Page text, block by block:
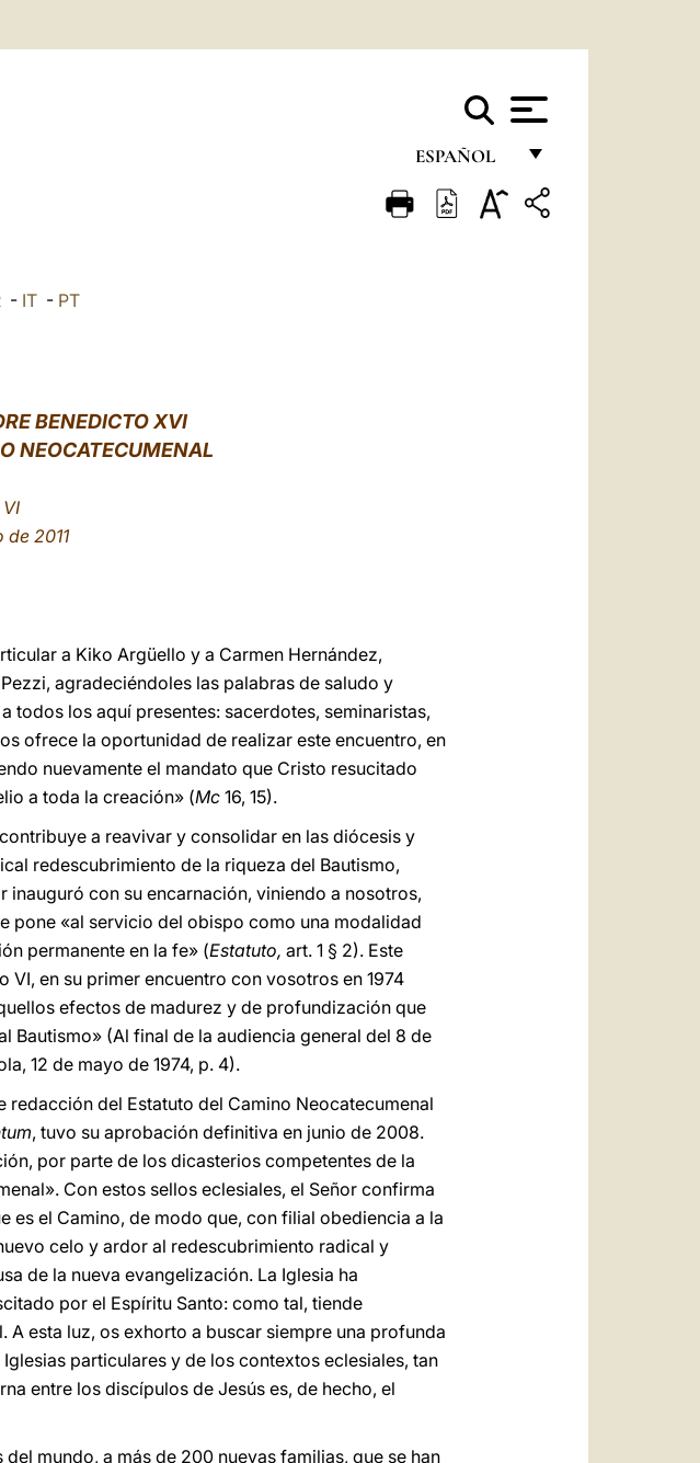
ESPAÑOL
FRANÇAIS
- IT - PT
BENEDICTO XVI
NEOCATECUMENAL
de 2011
a Kiko Argüello y a Carmen Hernández,
agradeciéndoles las palabras de saludo y
todos los aquí presentes: sacerdotes, seminaristas,
ofrece la oportunidad de realizar este encuentro, en
nuevamente el mandato que Cristo resucitado
a toda la creación» (Mc 16, 15).
a reavivar y consolidar en las diócesis y
redescubrimiento de la riqueza del Bautismo,
con su encarnación, viniendo a nosotros,
pone «al servicio del obispo como una modalidad
permanente en la fe» (Estatuto, art. 1 § 2). Este
en su primer encuentro con vosotros en 1974
efectos de madurez y de profundización que
Bautismo» (Al final de la audiencia general del 8 de
12 de mayo de 1974, p. 4).
del Estatuto del Camino Neocatecumenal
, tuvo su aprobación definitiva en junio de 2008.
por parte de los dicasterios competentes de la
Con estos sellos eclesiales, el Señor confirma
es el Camino, de modo que, con filial obediencia a la
celo y ardor al redescubrimiento radical y
de la nueva evangelización. La Iglesia ha
por el Espíritu Santo: como tal, tiende
A esta luz, os exhorto a buscar siempre una profunda
particulares y de los contextos eclesiales, tan
entre los discípulos de Jesús es, de hecho, el
mundo, a más de 200 nuevas familias, que se han